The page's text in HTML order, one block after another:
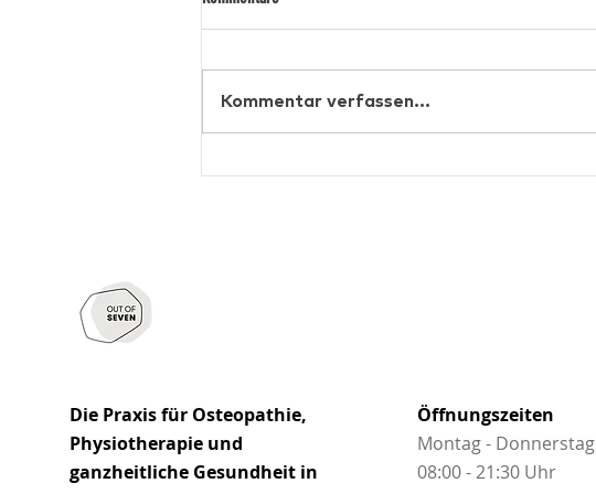
Kommentar verfassen...
Die Praxis für Osteopathie,
Physiotherapie und
ganzheitliche Gesundheit in
Öffnungszeiten
Montag - Donnerstag
08:00 - 21:30 Uhr